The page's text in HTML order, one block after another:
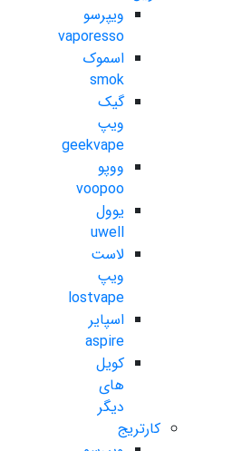
ویپرسو
vaporesso
اسموک
smok
گیک
ویپ
geekvape
ووپو
voopoo
یوول
uwell
لاست
ویپ
lostvape
اسپایر
aspire
کویل
های
دیگر
کارتریج